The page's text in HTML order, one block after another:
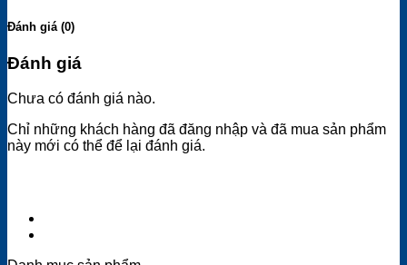
Đánh giá (0)
Đánh giá
Chưa có đánh giá nào.
Chỉ những khách hàng đã đăng nhập và đã mua sản phẩm
này mới có thể để lại đánh giá.